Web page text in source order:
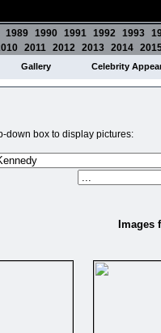
1989 1990 1991 1992 1993
2011 2012 2013 2014
Gallery Celebrity
down box to display pictures:
Images